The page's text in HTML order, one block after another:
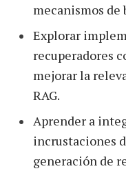
mecanismos de
Explorar
recuperadores
mejorar la
RAG.
Aprender a
incrustaciones
generación de